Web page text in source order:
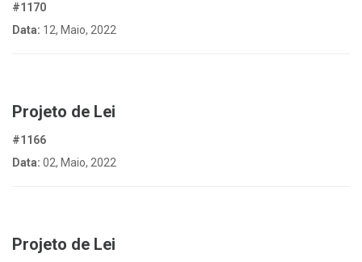
#1170
Data: 12, Maio, 2022
Projeto de Lei
#1166
Data: 02, Maio, 2022
Projeto de Lei